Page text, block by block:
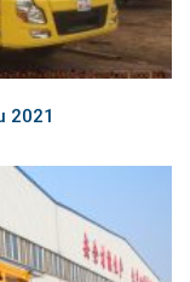
2021